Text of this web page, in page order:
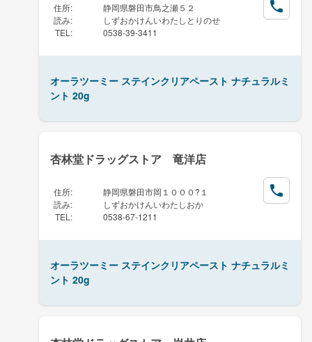
住所:
静岡県磐田市鳥之瀬５２
読み:
しずおかけんいわたしとりのせ
TEL : 0538-39-3411
オーラツーミー ステインクリアペースト ナチュラルミ
ント 20g
杏林堂ドラッグストア 竜洋店
住所:
静岡県磐田市岡１０００?１
読み:
しずおかけんいわたしおか
TEL : 0538-67-1211
オーラツーミー ステインクリアペースト ナチュラルミ
ント 20g